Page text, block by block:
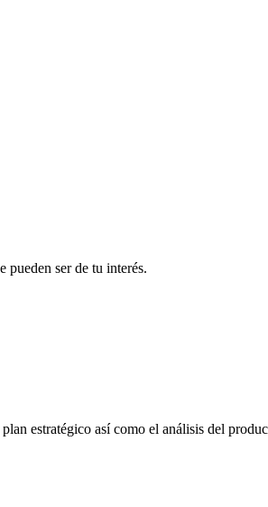
pueden ser de tu interés.
estratégico así como el análisis del